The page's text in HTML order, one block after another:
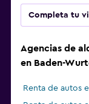
Completa tu
Agencias de
en Baden-
Renta de autos